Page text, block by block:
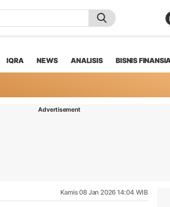
IQRA NEWS ANALISIS BISNIS
Advertisement
Kamis 08 Jan 2026 14:04 WIB